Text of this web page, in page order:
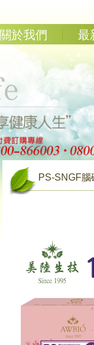
關於我們 最
PS-SNGF